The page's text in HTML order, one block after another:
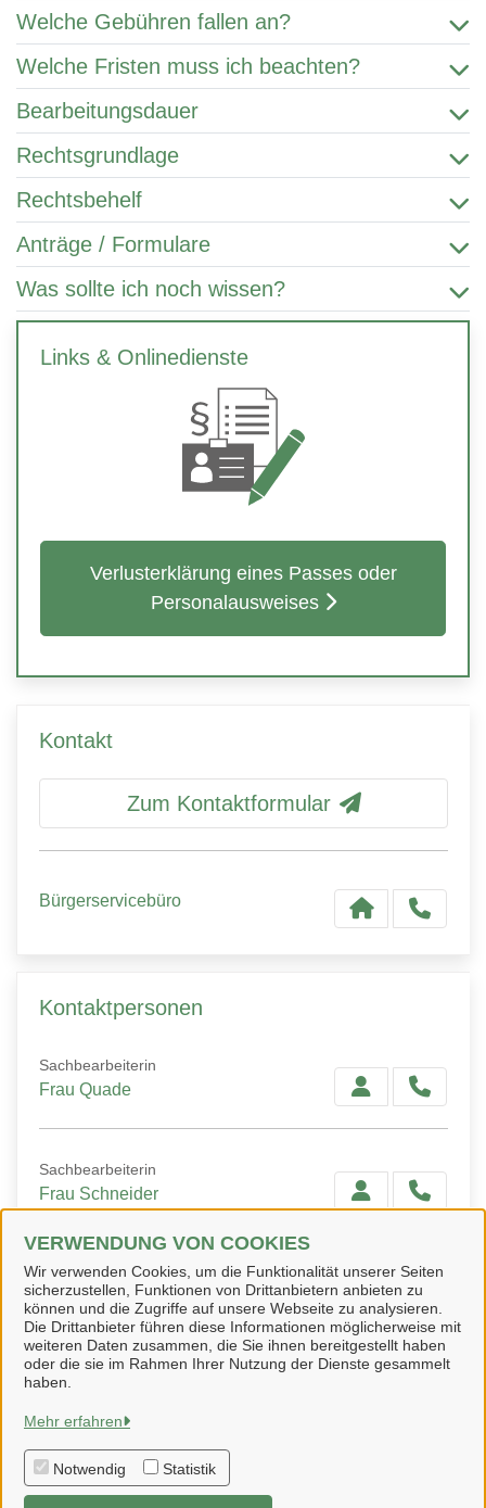
VERWENDUNG VON COOKIES
Wir verwenden Cookies, um die Funktionalität unserer Seiten
sicherzustellen, Funktionen von Drittanbietern anbieten zu
können und die Zugriffe auf unsere Webseite zu analysieren.
Die Drittanbieter führen diese Informationen möglicherweise mit
weiteren Daten zusammen, die Sie ihnen bereitgestellt haben
oder die sie im Rahmen Ihrer Nutzung der Dienste gesammelt
haben.
Mehr erfahren
Notwendig Statistik
Welche Gebühren fallen an?
Welche Fristen muss ich beachten?
Bearbeitungsdauer
Rechtsgrundlage
Rechtsbehelf
Anträge / Formulare
Was sollte ich noch wissen?
Links & Onlinedienste
Verlusterklärung eines Passes oder
Personalausweises
Kontakt
Zum Kontaktformular
Bürgerservicebüro
Kontaktpersonen
Sachbearbeiterin
Frau Quade
Sachbearbeiterin
Frau Schneider
Sachbearbeiterin
Frau Probst
Schladen-Werla
Alle Rechte vorbehalten